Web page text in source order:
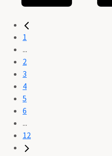
1
...
2
3
4
5
6
...
12